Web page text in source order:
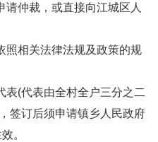
仲裁，或直接向江城区人
照相关法律法规及政策的规
表(代表由全村全户三分之二
签订后须申请镇乡人民政府
。